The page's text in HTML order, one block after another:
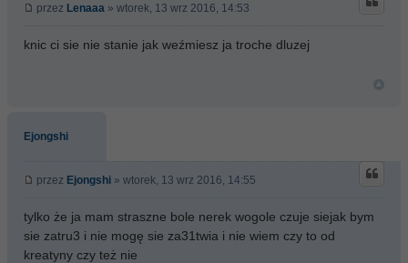
przez Lenaaa » wtorek, 13 wrz 2016, 14:53
knic ci sie nie stanie jak weźmiesz ja troche dluzej
Ejongshi
przez Ejongshi » wtorek, 13 wrz 2016, 14:55
tylko że ja mam straszne bole nerek wogole czuje siejak bym
sie zatru3 i nie mogę sie za31twia i nie wiem czy to od
kreatyny czy też nie